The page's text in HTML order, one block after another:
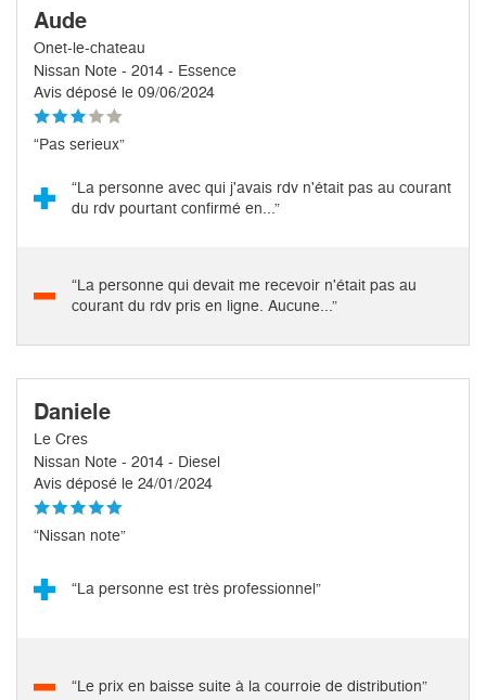
Aude
Onet-le-chateau
Nissan Note - 2014 - Essence
Avis déposé le 09/06/2024
“Pas serieux”
“La personne avec qui j'avais rdv n'était pas au courant
du rdv pourtant confirmé en...”
“La personne qui devait me recevoir n'était pas au
courant du rdv pris en ligne. Aucune...”
Daniele
Le Cres
Nissan Note - 2014 - Diesel
Avis déposé le 24/01/2024
“Nissan note”
“La personne est très professionnel”
“Le prix en baisse suite à la courroie de distribution”